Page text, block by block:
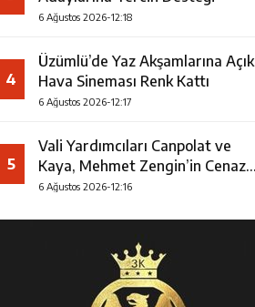
6 Ağustos 2026-12:18
4
Üzümlü’de Yaz Akşamlarına Açık
Hava Sineması Renk Kattı
6 Ağustos 2026-12:17
5
Vali Yardımcıları Canpolat ve
Kaya, Mehmet Zengin’in Cenaze
Törenine Katıldı
6 Ağustos 2026-12:16